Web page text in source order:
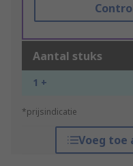
Aantal stuks
1 +
*prijsindicatie
Voeg toe